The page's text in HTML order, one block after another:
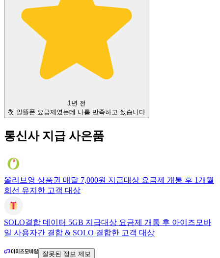
1년 전
첫 알뜰폰 요금제였는데 나름 만족하고 썼습니다
통신사 지급 사은품
올리브영 상품권 매달 7,000원 지급대상 요금제 개통 후 1개월
회선 유지한 고객 대상
SOLO결합 데이터 5GB 지급대상 요금제 개통 후 아이즈모바
일 사용자간 결합 & SOLO 결합한 고객 대상
잘못된 정보 제보